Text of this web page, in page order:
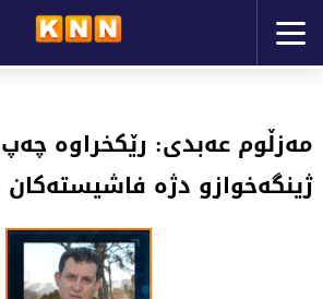
مەزڵوم عەبدی: رێکخراوە
ژینگەخوازو دژە فاشیستەکان